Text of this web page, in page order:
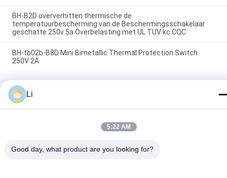
BH-B2D oververhitten thermische de
temperatuurbescherming van de Beschermingsschakelaar
geschatte 250v 5a Overbelasting met UL TUV kc CQC
BH-tb02b-B8D Mini Bimetallic Thermal Protection Switch
250V 2A
Bimetaalthermostaat
Thermische
KSD302
Li
5:22 AM
Good day, what product are you looking for?